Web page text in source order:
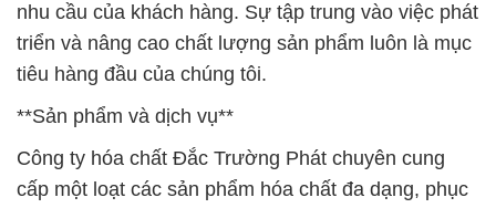
nhu cầu của khách hàng. Sự tập trung vào việc phát
triển và nâng cao chất lượng sản phẩm luôn là mục
tiêu hàng đầu của chúng tôi.
**Sản phẩm và dịch vụ**
Công ty hóa chất Đắc Trường Phát chuyên cung
cấp một loạt các sản phẩm hóa chất đa dạng, phục